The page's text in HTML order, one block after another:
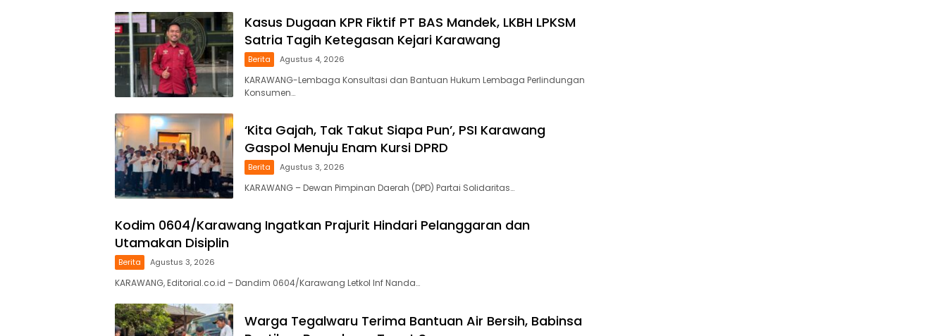
Kasus Dugaan KPR Fiktif PT BAS Mandek, LKBH LPKSM
Satria Tagih Ketegasan Kejari Karawang
Berita Agustus 4, 2026
KARAWANG-Lembaga Konsultasi dan Bantuan Hukum Lembaga Perlindungan
Konsumen…
‘Kita Gajah, Tak Takut Siapa Pun’, PSI Karawang
Gaspol Menuju Enam Kursi DPRD
Berita Agustus 3, 2026
KARAWANG – Dewan Pimpinan Daerah (DPD) Partai Solidaritas…
Kodim 0604/Karawang Ingatkan Prajurit Hindari Pelanggaran dan
Utamakan Disiplin
Berita Agustus 3, 2026
KARAWANG, Editorial.co.id – Dandim 0604/Karawang Letkol Inf Nanda…
Warga Tegalwaru Terima Bantuan Air Bersih, Babinsa